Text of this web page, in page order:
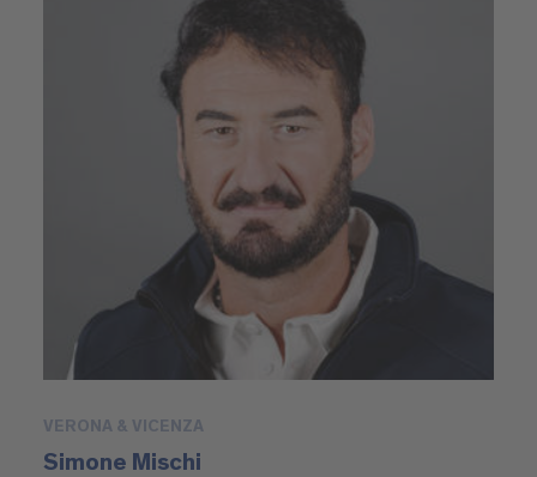
VERONA & VICENZA
Simone Mischi